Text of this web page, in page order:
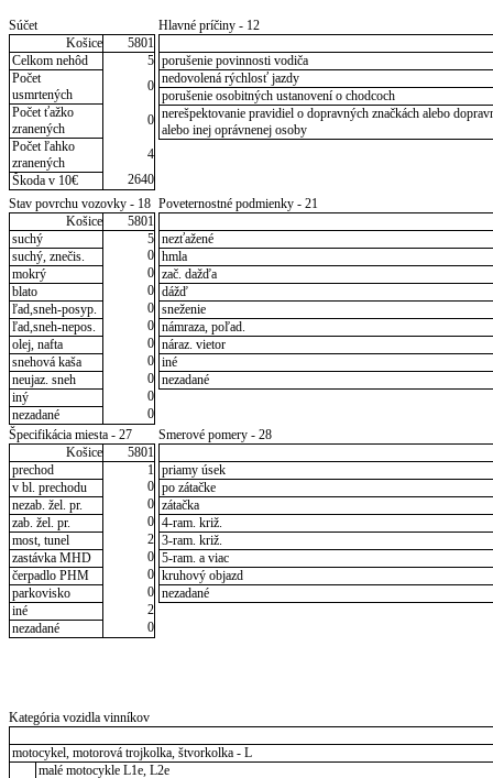
Súčet
Košice
5801
Celkom nehôd
5
Počet
usmrtených
0
Počet ťažko
zranených
0
Počet ľahko
zranených
4
Škoda v 10€
2640
Hlavné príčiny - 12
porušenie povinnosti vodiča
nedovolená rýchlosť jazdy
porušenie osobitných ustanovení o chodcoch
nerešpektovanie pravidiel o dopravných značkách alebo
alebo inej oprávnenej osoby
Stav povrchu vozovky - 18
Košice
5801
suchý
5
suchý, znečis.
0
mokrý
0
blato
0
ľad,sneh-posyp.
0
ľad,sneh-nepos.
0
olej, nafta
0
snehová kaša
0
neujaz. sneh
0
iný
0
nezadané
0
Poveternostné podmienky - 21
nezťažené
hmla
zač. dažďa
dážď
sneženie
námraza, poľad.
náraz. vietor
iné
nezadané
Špecifikácia miesta - 27
Košice
5801
prechod
1
v bl. prechodu
0
nezab. žel. pr.
0
zab. žel. pr.
0
most, tunel
2
zastávka MHD
0
čerpadlo PHM
0
parkovisko
0
iné
2
nezadané
0
Smerové pomery - 28
priamy úsek
po zátačke
zátačka
4-ram. križ.
3-ram. križ.
5-ram. a viac
kruhový objazd
nezadané
Kategória vozidla vinníkov
motocykel, motorová trojkolka, štvorkolka - L
malé motocykle L1e, L2e